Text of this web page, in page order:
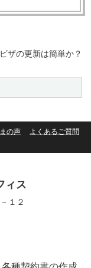
ビザの更新は簡単か？
の声
よくあるご質問
ィス
１２